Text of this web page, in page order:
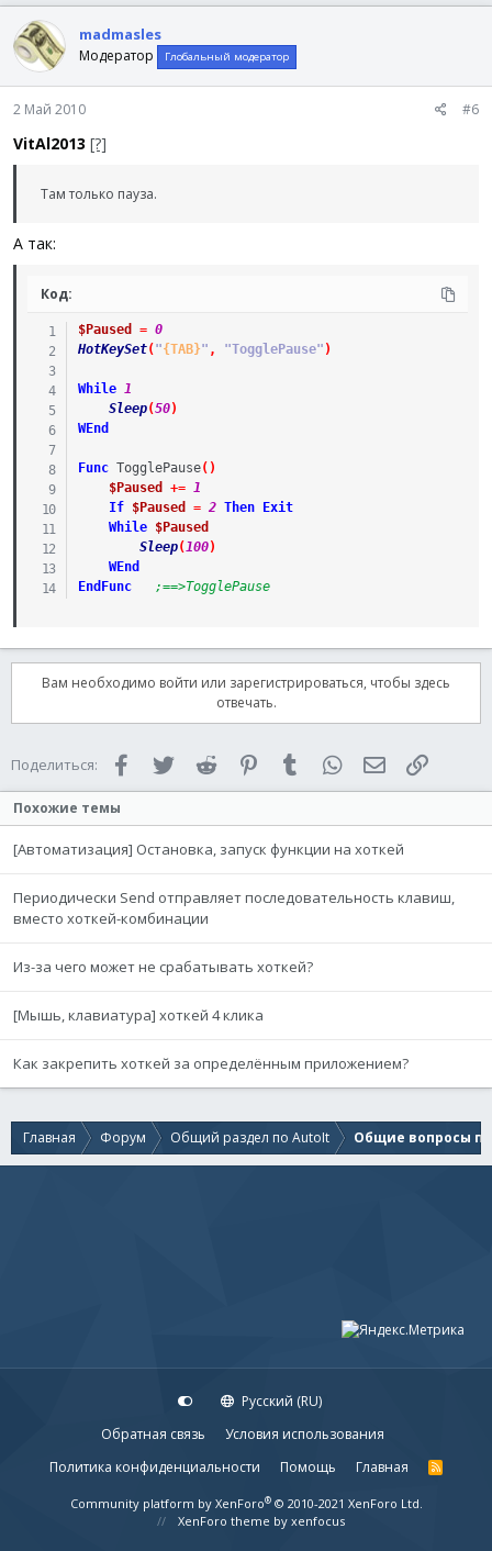
madmasles
Модератор Глобальный модератор
2 Май 2010 #6
VitAl2013 [?]
Там только пауза.
А так:
Код:
$Paused = 0
HotKeySet( "{TAB}" , "TogglePause" )
While 1
Sleep(50)
WEnd
Func TogglePause( )
$Paused
+= 1
If
$Paused = 2 Then
Exit
While
$Paused
Sleep(100)
WEnd
EndFunc
;==>TogglePause
Вам необходимо войти или зарегистрироваться, чтобы здесь
отвечать.
Поделиться: FacebookTwitter Reddit PinterestTumblr WhatsAppЭлектронная
Похожие темы
[Автоматизация] Остановка, запуск функции на хоткей
Периодически Send отправляет последовательность клавиш,
вместо хоткей-комбинации
Из-за чего может не срабатывать хоткей?
[Мышь, клавиатура] хоткей 4 клика
Как закрепить хоткей за определённым приложением?
Главная Форум Общий раздел по AutoIt Общие вопросы
Русский (RU)
Обратная связь
Условия использования
Политика конфиденциальности
Помощь Главная
R
S
Community platform by XenForo® © 2010-2021 XenForo Ltd.
XenForo theme by xenfocus